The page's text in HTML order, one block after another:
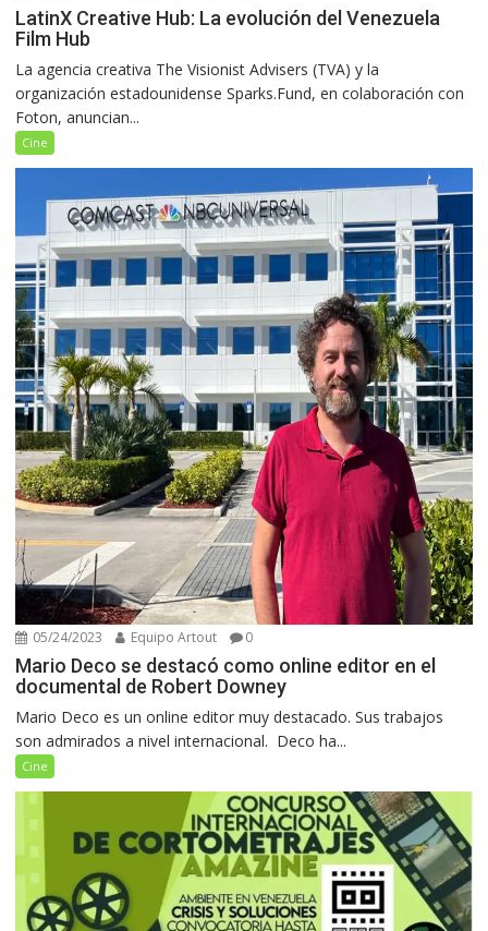
LatinX Creative Hub: La evolución del Venezuela
Film Hub
La agencia creativa The Visionist Advisers (TVA) y la
organización estadounidense Sparks.Fund, en colaboración con
Foton, anuncian...
Cine
05/24/2023 Equipo Artout 0
Mario Deco se destacó como online editor en el
documental de Robert Downey
Mario Deco es un online editor muy destacado. Sus trabajos
son admirados a nivel internacional. Deco ha...
Cine